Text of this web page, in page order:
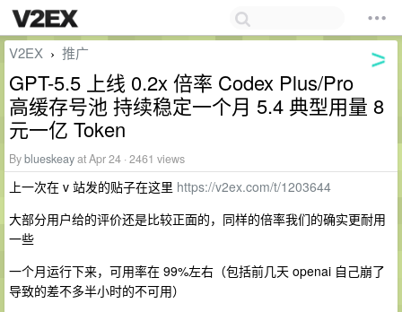
V2EX › 推广
GPT-5.5 上线 0.2x 倍率 Codex Plus/Pro
高缓存号池 持续稳定一个月 5.4 典型用量 8
元一亿 Token
Byblueskeayat Apr 24 · 2461 views
上一次在 v 站发的贴子在这里 https://v2ex.com/t/1203644
大部分用户给的评价还是比较正面的，同样的倍率我们的确实更耐用
一些
一个月运行下来，可用率在 99%左右（包括前几天 openai 自己崩了
导致的差不多半小时的不可用）